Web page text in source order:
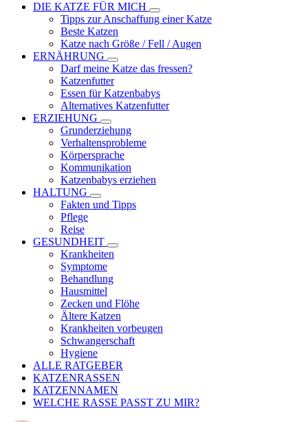
DIE KATZE FÜR MICH
Tipps zur Anschaffung einer Katze
Beste Katzen
Katze nach Größe / Fell / Augen
ERNÄHRUNG
Darf meine Katze das fressen?
Katzenfutter
Essen für Katzenbabys
Alternatives Katzenfutter
ERZIEHUNG
Grunderziehung
Verhaltensprobleme
Körpersprache
Kommunikation
Katzenbabys erziehen
HALTUNG
Fakten und Tipps
Pflege
Reise
GESUNDHEIT
Krankheiten
Symptome
Behandlung
Hausmittel
Zecken und Flöhe
Ältere Katzen
Krankheiten vorbeugen
Schwangerschaft
Hygiene
ALLE RATGEBER
KATZENRASSEN
KATZENNAMEN
WELCHE RASSE PASST ZU MIR?